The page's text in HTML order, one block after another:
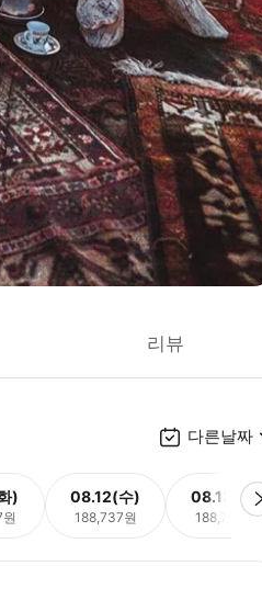
리뷰
다른날짜
) 08.12(수)
188,737원
08.13(목)
188,737원